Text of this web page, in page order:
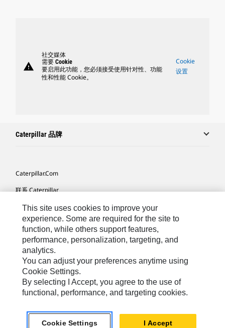
warning
社交媒体
需要 Cookie
要启用此功能，您必须接受使用针对性、功能
性和性能 Cookie。
Cookie
设置
Caterpillar 品牌
Caterpillar.com
联系 Caterpillar
我的营销首选项
站点地图
Cookie Settings
法律
隐私
Africa, Middle East ‧ Chinese© 2026 Caterpillar. 保留所有权利
This site uses cookies to improve your
experience. Some are required for the site to
function, while others support features,
performance, personalization, targeting, and
analytics.
You can adjust your preferences anytime using
Cookie Settings.
By selecting I Accept, you agree to the use of
functional, performance, and targeting cookies.
Cookie Settings I Accept